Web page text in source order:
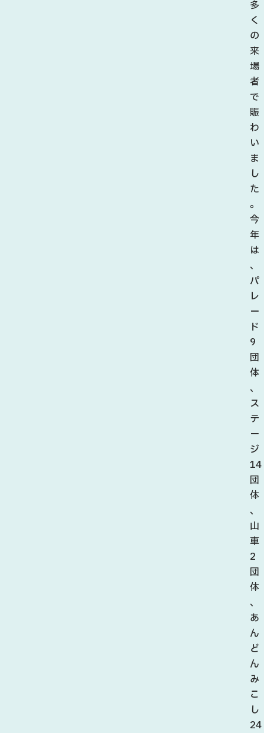
多
く
の
来
場
者
で
賑
わ
い
ま
し
た
。
今
年
は
、
パ
レ
ー
ド
9
団
体
、
ス
テ
ー
ジ
14
団
体
、
山
車
2
団
体
、
あ
ん
ど
ん
み
こ
し
24